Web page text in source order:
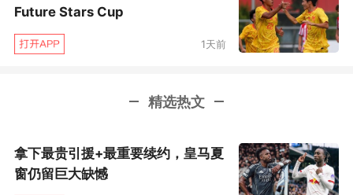
Future Stars Cup
1天前
精选热文
拿下最贵引援+最重要续约，皇马夏
窗仍留巨大缺憾